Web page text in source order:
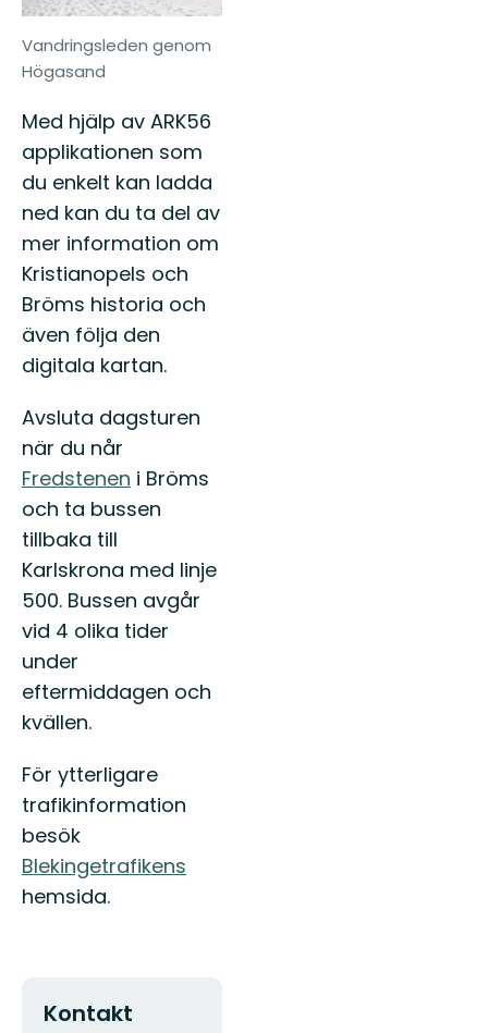
Vandringsleden genom
Högasand
Med hjälp av ARK56
applikationen som
du enkelt kan ladda
ned kan du ta del av
mer information om
Kristianopels och
Bröms historia och
även följa den
digitala kartan.
Avsluta dagsturen
när du når
Fredstenen i Bröms
och ta bussen
tillbaka till
Karlskrona med linje
500. Bussen avgår
vid 4 olika tider
under
eftermiddagen och
kvällen.
För ytterligare
trafikinformation
besök
Blekingetrafikens
hemsida.
Kontakt